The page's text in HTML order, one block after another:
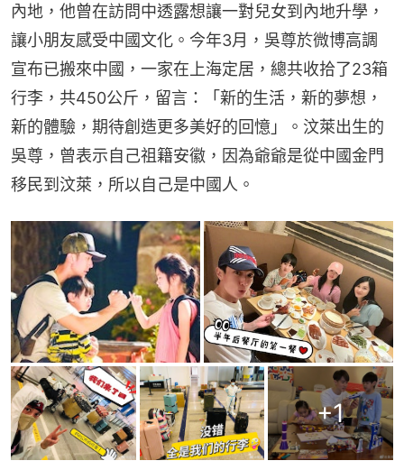
內地，他曾在訪問中透露想讓一對兒女到內地升學，
讓小朋友感受中國文化。今年3月，吳尊於微博高調
宣布已搬來中國，一家在上海定居，總共收拾了23箱
行李，共450公斤，留言：「新的生活，新的夢想，
新的體驗，期待創造更多美好的回憶」。汶萊出生的
吳尊，曾表示自己祖籍安徽，因為爺爺是從中國金門
移民到汶萊，所以自己是中國人。
+1